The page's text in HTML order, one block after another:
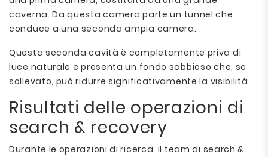
caverna. Da questa camera parte un tunnel che
conduce a una seconda ampia camera.
Questa seconda cavità è completamente priva di
luce naturale e presenta un fondo sabbioso che, se
sollevato, può ridurre significativamente la visibilità.
Risultati delle operazioni di
search & recovery
Durante le operazioni di ricerca, il team di search &